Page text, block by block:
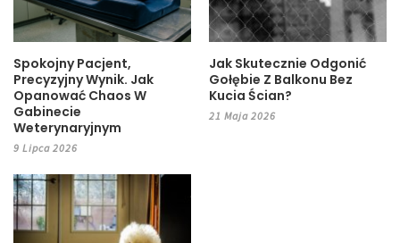
Spokojny Pacjent,
Precyzyjny Wynik. Jak
Opanować Chaos W
Gabinecie
Weterynaryjnym
9 Lipca 2026
Jak Skutecznie Odgonić
Gołębie Z Balkonu Bez
Kucia Ścian?
21 Maja 2026